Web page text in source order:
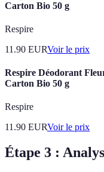
Carton Bio 50 g
Respire
11.90 EURVoir le prix
Respire Déodorant
Carton Bio 50 g
Respire
11.90 EURVoir le prix
Étape 3 :